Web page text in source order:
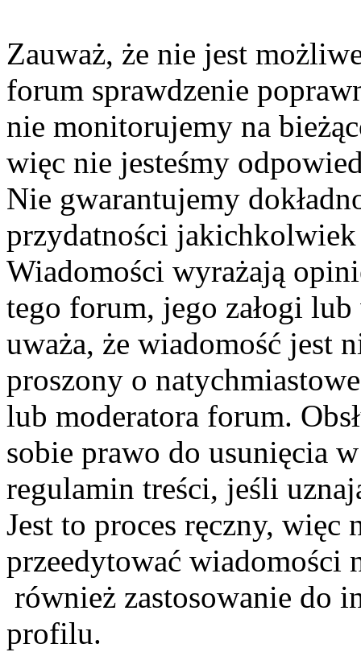
Zauważ, że nie jest
forum sprawdzenie
nie monitorujemy na
więc nie jesteśmy
Nie gwarantujemy
przydatności
Wiadomości wyrażają
tego forum, jego załogi
uważa, że wiadomość jest
proszony o
lub moderatora forum.
sobie prawo do usunięcia
regulamin treści, jeśli
Jest to proces ręczny, więc
przeedytować wiadomości
również zastosowanie do
profilu.